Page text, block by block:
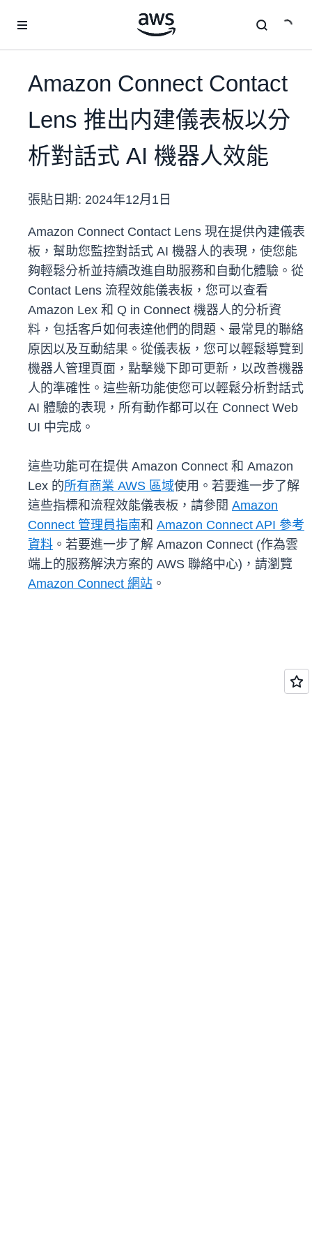
Amazon Connect Contact
Lens 推出内建儀表板以分
析對話式 AI 機器人效能
張貼日期: 2024年12月1日
Amazon Connect Contact Lens 現在提供內建儀表
板，幫助您監控對話式 AI 機器人的表現，使您能
夠輕鬆分析並持續改進自助服務和自動化體驗。從
Contact Lens 流程效能儀表板，您可以查看
Amazon Lex 和 Q in Connect 機器人的分析資
料，包括客戶如何表達他們的問題、最常見的聯絡
原因以及互動結果。從儀表板，您可以輕鬆導覽到
機器人管理頁面，點擊幾下即可更新，以改善機器
人的準確性。這些新功能使您可以輕鬆分析對話式
AI 體驗的表現，所有動作都可以在 Connect Web
UI 中完成。
這些功能可在提供 Amazon Connect 和 Amazon
Lex 的所有商業 AWS 區域使用。若要進一步了解
這些指標和流程效能儀表板，請參閱 Amazon
Connect 管理員指南和 Amazon Connect API 參考
資料 。若要進一步了解 Amazon Connect (作為雲
端上的服務解決方案的 AWS 聯絡中心)，請瀏覽
Amazon Connect 網站 。